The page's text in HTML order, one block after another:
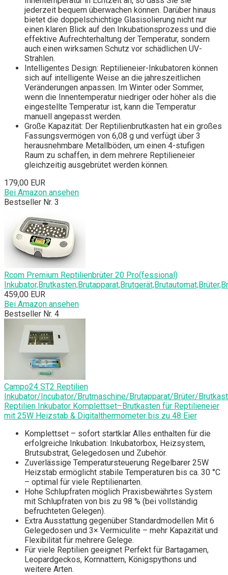
jederzeit bequem überwachen können. Darüber hinaus
bietet die doppelschichtige Glasisolierung nicht nur
einen klaren Blick auf den Inkubationsprozess und die
effektive Aufrechterhaltung der Temperatur, sondern
auch einen wirksamen Schutz vor schädlichen UV-
Strahlen.
Intelligentes Design: Reptilieneier-Inkubatoren können
sich auf intelligente Weise an die jahreszeitlichen
Veränderungen anpassen. Im Winter oder Sommer,
wenn die Innentemperatur niedriger oder höher als die
eingestellte Temperatur ist, kann die Temperatur
manuell angepasst werden.
Große Kapazität: Der Reptilienbrutkasten hat ein großes
Fassungsvermögen von 6,08 g und verfügt über 3
herausnehmbare Metallböden, um einen 4-stufigen
Raum zu schaffen, in dem mehrere Reptilieneier
gleichzeitig ausgebrütet werden können.
179,00 EUR
Bei Amazon ansehen
Bestseller Nr. 3
Rcom Premium Reptilienbrüter 20 Pro(fessional)
459,00 EUR
Bei Amazon ansehen
Bestseller Nr. 4
Campo24 ST2 Reptilien
Inkubator/Incubator/Brutmaschine/Brutapparat/Brüter/
Reptilien Inkubator Komplettset–Brutkasten für Reptilieneier
mit 25W Heizstab & Digitalthermometer bis zu 48 Eier
Komplettset – sofort startklar Alles enthalten für die
erfolgreiche Inkubation: Inkubatorbox, Heizsystem,
Brutsubstrat, Gelegedosen und Zubehör.
Zuverlässige Temperatursteuerung Regelbarer 25W
Heizstab ermöglicht stabile Temperaturen bis ca. 30 °C
– optimal für viele Reptilienarten.
Hohe Schlupfraten möglich Praxisbewährtes System
mit Schlupfraten von bis zu 98 % (bei vollständig
befruchteten Gelegen).
Extra Ausstattung gegenüber Standardmodellen Mit 6
Gelegedosen und 3× Vermiculite – mehr Kapazität und
Flexibilität für mehrere Gelege.
Für viele Reptilien geeignet Perfekt für Bartagamen,
Leopardgeckos, Kornnattern, Königspythons und
weitere Arten.